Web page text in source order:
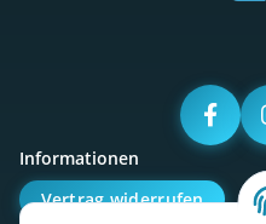
Informationen
Vertrag widerrufen